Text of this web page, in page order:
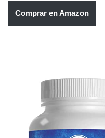
Comprar en Amazon